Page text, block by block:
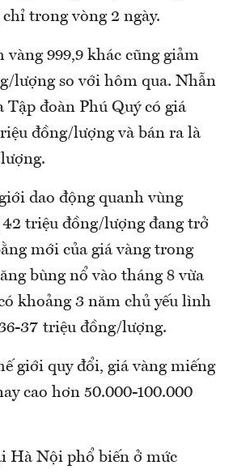
trong vòng 2 ngày.
vàng 999,9 khác cũng giảm
lượng so với hôm qua. Nhẫn
Tập đoàn Phú Quý có giá
đồng/lượng và bán ra là
dao động quanh vùng
42 triệu đồng/lượng đang trở
mới của giá vàng trong
bùng nổ vào tháng 8 vừa
khoảng 3 năm chủ yếu lình
37 triệu đồng/lượng.
giới quy đổi, giá vàng miếng
cao hơn 50.000-100.000
Hà Nội phổ biến ở mức